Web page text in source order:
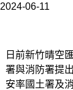
2024-06-11
日前新竹晴空
署與消防署提
安率國土署及